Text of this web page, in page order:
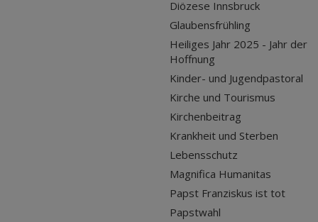
Diözese Innsbruck
Glaubensfrühling
Heiliges Jahr 2025 - Jahr der
Hoffnung
Kinder- und Jugendpastoral
Kirche und Tourismus
Kirchenbeitrag
Krankheit und Sterben
Lebensschutz
Magnifica Humanitas
Papst Franziskus ist tot
Papstwahl